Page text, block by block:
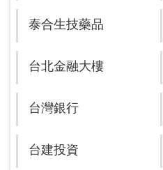
泰合生技藥品
台北金融大樓
台灣銀行
台建投資